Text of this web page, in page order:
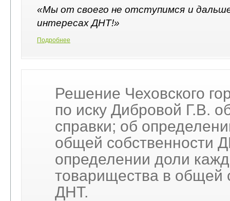
«Мы от своего не отступимся и
интересах ДНТ!»
Подробнее
Решение Чеховского
по иску Дибровой Г.В.
справки; об
общей собственности
определении доли
товарищества в общей
ДНТ.